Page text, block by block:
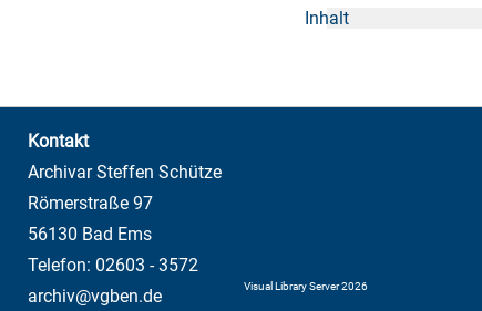
Inhalt
Kontakt
Archivar Steffen Schütze
Römerstraße 97
56130 Bad Ems
Telefon: 02603 - 3572
archiv@vgben.de
Visual Library Server 2026